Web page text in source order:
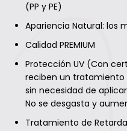
(PP y PE)
Apariencia Natural: los
Calidad PREMIUM
Protección UV (Con
reciben un tratamiento
sin necesidad de
No se desgasta y
Tratamiento de